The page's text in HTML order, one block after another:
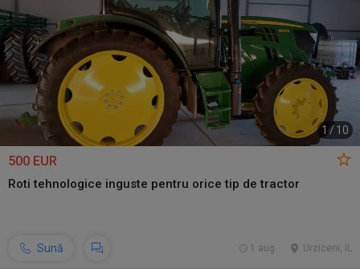
1 / 10
500 EUR
Roti tehnologice inguste pentru orice tip de tractor
Sună Urziceni, IL
1 aug.